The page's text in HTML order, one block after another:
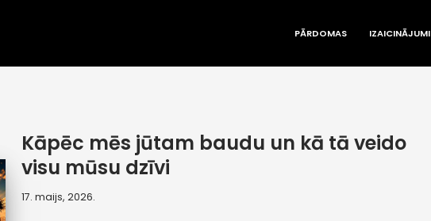
PĀRDOMAS IZAICINĀJUMI
Kāpēc mēs jūtam baudu un kā tā veido
visu mūsu dzīvi
17. maijs, 2026.